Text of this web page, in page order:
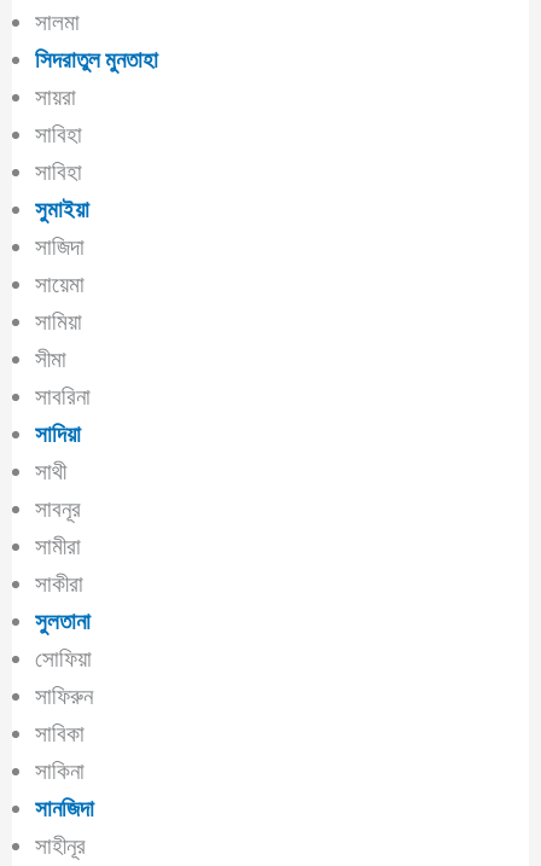
সালমা
সিদরাতুল মুনতাহা
সায়রা
সাবিহা
সাবিহা
সুমাইয়া
সাজিদা
সায়েমা
সামিয়া
সীমা
সাবরিনা
সাদিয়া
সাথী
সাবনূর
সামীরা
সাকীরা
সুলতানা
সোফিয়া
সাফিরুন
সাবিকা
সাকিনা
সানজিদা
সাহীনূর